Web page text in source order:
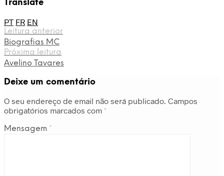
Translate
PT FR EN
Leitura anterior
Biografias MC
Próxima leitura
Avelino Tavares
Deixe um comentário
O seu endereço de email não será publicado. Campos
obrigatórios marcados com *
Mensagem *